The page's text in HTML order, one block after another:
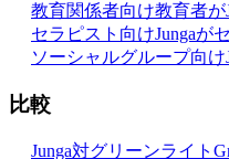
教育関係者向け教育者が
セラピスト向けJungaが
ソーシャルグループ向け
比較
Junga対グリーンライト